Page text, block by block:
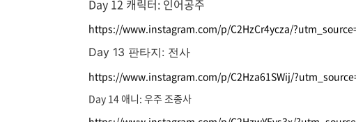
Day 12 캐릭터: 인어공주
https://www.instagram.com/p/C2HzCr4ycza/
Day 13 판타지: 전사
https://www.instagram.com/p/C2Hza61SWij/
Day 14 애니: 우주 조종사